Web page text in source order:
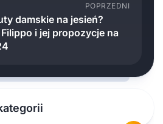
POPRZEDNI
damskie na jesień?
i jej propozycje na